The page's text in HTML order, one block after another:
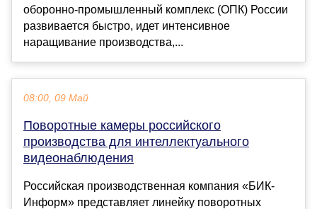
оборонно-промышленный комплекс (ОПК) России
развивается быстро, идет интенсивное
наращивание производства,...
08:00, 09 Май
Поворотные камеры российского
производства для интеллектуального
видеонаблюдения
Российская производственная компания «БИК-
Информ» представляет линейку поворотных